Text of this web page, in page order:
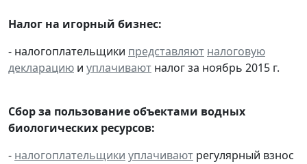
Налог на игорный бизнес:
- налогоплательщики представляют налоговую
декларацию и уплачивают налог за ноябрь 2015 г.
Сбор за пользование объектами водных
биологических ресурсов:
- налогоплательщики уплачивают регулярный взнос